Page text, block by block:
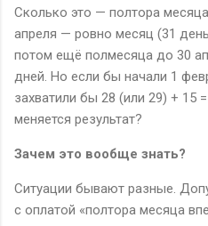
Сколько это — полтора
апреля — ровно месяц (31
потом ещё полмесяца до 30
дней. Но если бы начали 1
захватили бы 28 (или 29) + 15
меняется результат?
Зачем это вообще знать?
Ситуации бывают разные.
с оплатой «полтора месяца